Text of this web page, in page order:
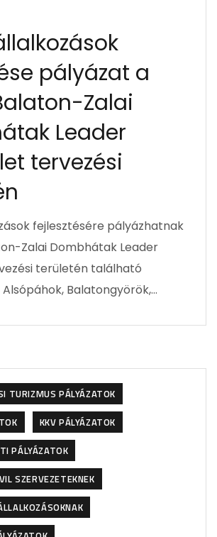
pályázat a
Zalai
Leader
tervezési
fejlesztésére pályázhatnak
Zalai Dombhátak Leader
területén található
Balatongyörök,…
TURIZMUS PÁLYÁZATOK
KKV PÁLYÁZATOK
PÁLYÁZATOK
SZERVEZETEKNEK